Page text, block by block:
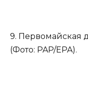
9. Первомайская
(Фото: PAP/EPA).